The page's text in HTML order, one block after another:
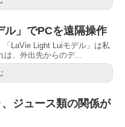
」でPCを遠隔操作
LaVie Light Luiモデル」は私
、外出先からのデ...
ジュース類の関係が